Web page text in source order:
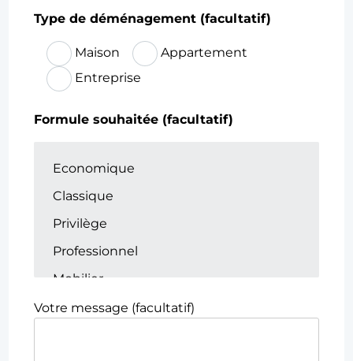
Type de déménagement (facultatif)
Maison
Appartement
Entreprise
Formule souhaitée (facultatif)
Votre message (facultatif)